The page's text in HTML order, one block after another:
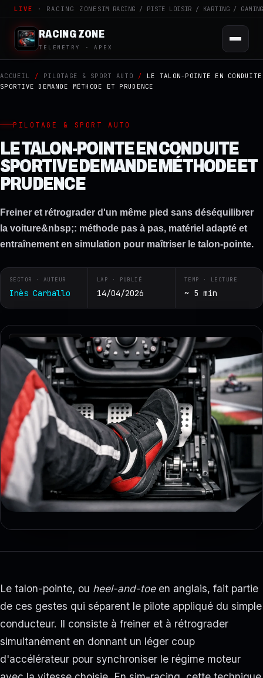
LIVE · RACING ZONE SIM RACING / PISTE LOISIR / KARTING / GAMING
RACING ZONE
TELEMETRY · APEX
ACCUEIL / PILOTAGE & SPORT AUTO /
LE TALON-POINTE EN CONDUITE
SPORTIVE DEMANDE MÉTHODE ET PRUDENCE
PILOTAGE & SPORT AUTO
LE TALON-POINTE EN CONDUITE
SPORTIVE DEMANDE MÉTHODE ET
PRUDENCE
Freiner et rétrograder d'un même pied sans déséquilibrer
la voiture&nbsp;: méthode pas à pas, matériel adapté et
entraînement en simulation pour maîtriser le talon-pointe.
SECTOR · AUTEUR
Inès Carballo
LAP · PUBLIÉ
14/04/2026
TEMP · LECTURE
~ 5 min
RZ · TELEMETRY
Le talon-pointe, ou heel-and-toeen anglais, fait partie
de ces gestes qui séparent le pilote appliqué du simple
conducteur. Il consiste à freiner et à rétrograder
simultanément en donnant un léger coup
d'accélérateur pour synchroniser le régime moteur